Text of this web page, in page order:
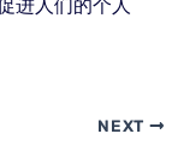
进人们的个人
NEXT